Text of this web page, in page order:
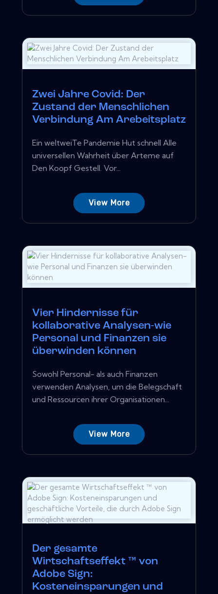
Zwei Jahre Covid: Der
Zustand der Menschlichen
Verbindung Am Arebeitsplatz
Ein weltweiTe Pandemie Hut schnell Alle
universellen Wahrheit über Arteme auf
Den Koopf Gestell. Vor...
View More
Vier Hindernisse für
kollaborative Analysen-wie
Personal und Finanzen sie
überwinden können
Sowohl Personal- als auch Finanzen
verwenden Analysen, um die Belegschaft
und Ressourcen ihrer Organisationen...
View More
Der gesamte
Wirtschaftseffekt ™ von
Adobe Sign:
Kosteneinsparungen und